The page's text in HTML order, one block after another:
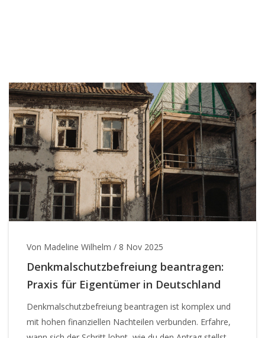
Von Madeline Wilhelm / 8 Nov 2025
Denkmalschutzbefreiung beantragen:
Praxis für Eigentümer in Deutschland
Denkmalschutzbefreiung beantragen ist komplex und
mit hohen finanziellen Nachteilen verbunden. Erfahre,